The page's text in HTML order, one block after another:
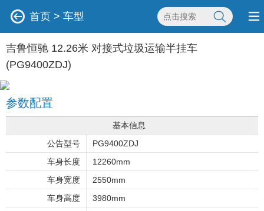
首页 > 车型
吉鲁恒驰 12.26米 对接式垃圾运输半挂车
(PG9400ZDJ)
参数配置
基本信息
公告型号
PG9400ZDJ
车身长度
12260mm
车身宽度
2550mm
车身高度
3980mm